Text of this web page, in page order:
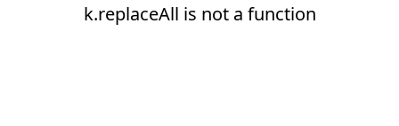
k.replaceAll is not a function